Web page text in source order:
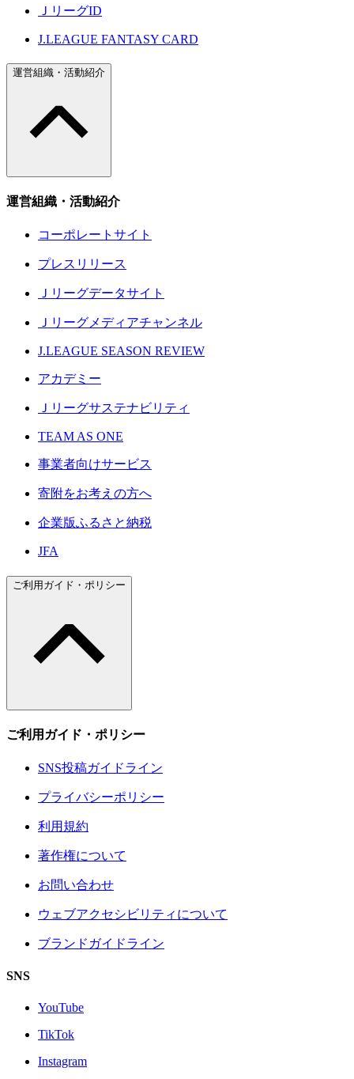
ＪリーグID
J.LEAGUE FANTASY CARD
運営組織・活動紹介
運営組織・活動紹介
コーポレートサイト
プレスリリース
Ｊリーグデータサイト
Ｊリーグメディアチャンネル
J.LEAGUE SEASON REVIEW
アカデミー
Ｊリーグサステナビリティ
TEAM AS ONE
事業者向けサービス
寄附をお考えの方へ
企業版ふるさと納税
JFA
ご利用ガイド・ポリシー
ご利用ガイド・ポリシー
SNS投稿ガイドライン
プライバシーポリシー
利用規約
著作権について
お問い合わせ
ウェブアクセシビリティについて
ブランドガイドライン
SNS
YouTube
TikTok
Instagram